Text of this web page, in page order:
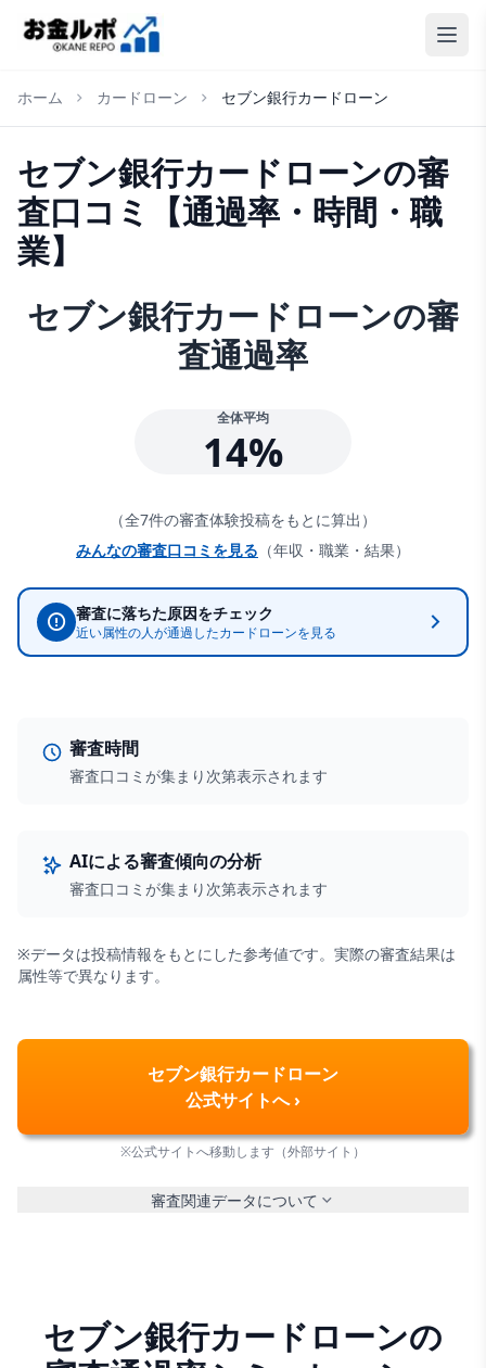
ホーム カードローン セブン銀行カードローン
セブン銀行カードローンの審
査口コミ【通過率・時間・職
業】
セブン銀行カードローンの審
査通過率
全体平均
14%
（全7件の審査体験投稿をもとに算出）
みんなの審査口コミを見る （年収・職業・結果）
審査に落ちた原因をチェック
近い属性の人が通過したカードローンを見る
審査時間
審査口コミが集まり次第表示されます
AIによる審査傾向の分析
審査口コミが集まり次第表示されます
※データは投稿情報をもとにした参考値です。実際の審査結果は
属性等で異なります。
セブン銀行カードローン
公式サイトへ ›
※公式サイトへ移動します（外部サイト）
審査関連データについて
セブン銀行カードローンの